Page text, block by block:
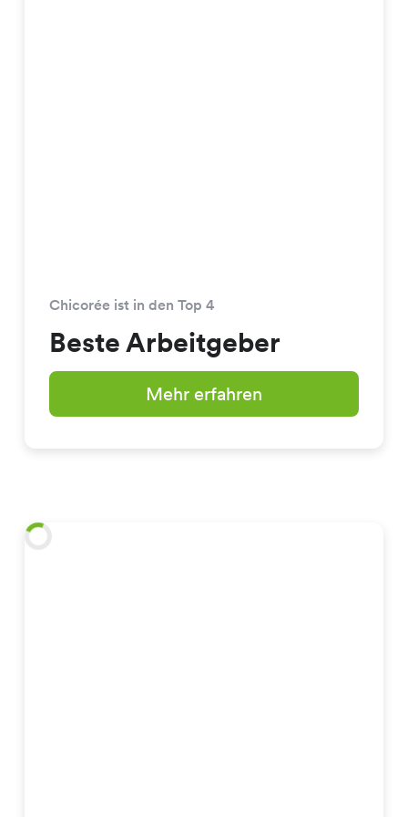
Chicorée ist in den Top 4
Beste Arbeitgeber
Mehr erfahren